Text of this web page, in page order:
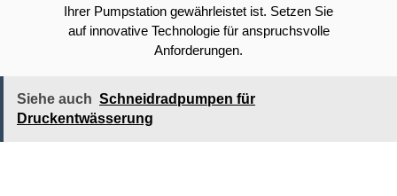
Ihrer Pumpstation gewährleistet ist. Setzen Sie
auf innovative Technologie für anspruchsvolle
Anforderungen.
Siehe auch Schneidradpumpen für
Druckentwässerung